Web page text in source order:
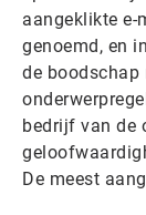
aangeklikte e-
genoemd, en
de boodschap
bedrijf van de
De meest